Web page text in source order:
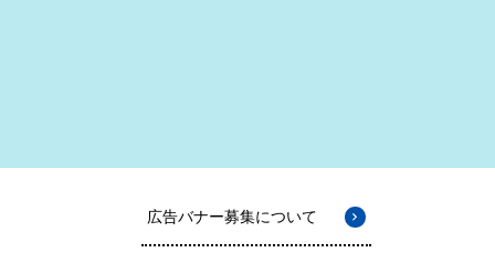
広告バナー募集について